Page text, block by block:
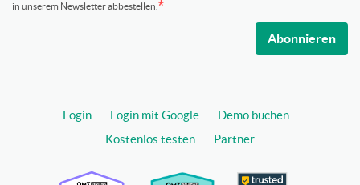
in unserem Newsletter abbestellen.
Abonnieren
Login Login mit Google
Demo buchen
Kostenlos testen
Partner